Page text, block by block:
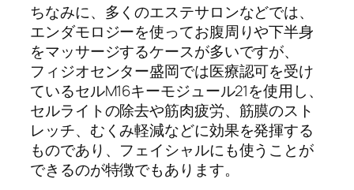
ちなみに、多くのエステサロンなどでは、
エンダモロジーを使ってお腹周りや下半身
をマッサージするケースが多いですが、
フィジオセンター盛岡では医療認可を受け
ているセルM16キーモジュール21を使用し、
セルライトの除去や筋肉疲労、筋膜のスト
レッチ、むくみ軽減などに効果を発揮する
ものであり、フェイシャルにも使うことが
できるのが特徴でもあります。